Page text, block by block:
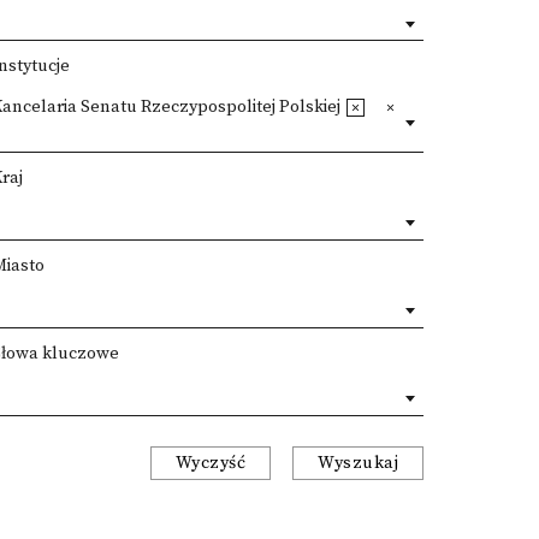
Senatu Rzeczypospolitej Polskiej
kluczowe
Wyczyść Wyszukaj